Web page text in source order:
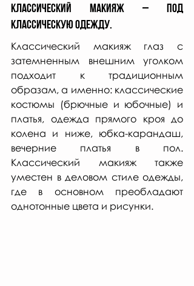
Классический макияж – под
классическую одежду.
Классический макияж глаз с
затемненным внешним уголком
подходит к традиционным
образам, а именно: классические
костюмы (брючные и юбочные) и
платья, одежда прямого кроя до
колена и ниже, юбка-карандаш,
вечерние платья в пол.
Классический макияж также
уместен в деловом стиле одежды,
где в основном преобладают
однотонные цвета и рисунки.